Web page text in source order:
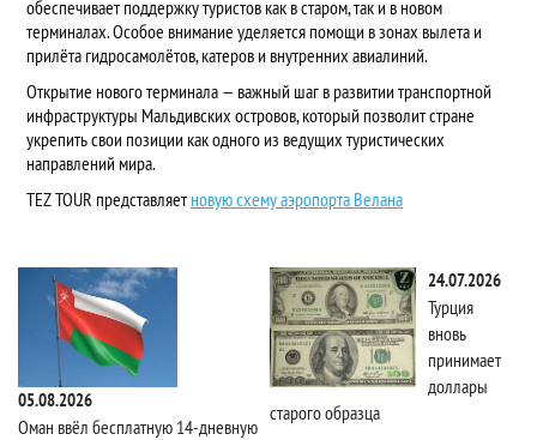
обеспечивает поддержку туристов как в старом, так и в новом
терминалах. Особое внимание уделяется помощи в зонах вылета и
прилёта гидросамолётов, катеров и внутренних авиалиний.
Открытие нового терминала — важный шаг в развитии транспортной
инфраструктуры Мальдивских островов, который позволит стране
укрепить свои позиции как одного из ведущих туристических
направлений мира.
TEZ TOUR представляетновую схему аэропорта Велана
05.08.2026
Оман ввёл бесплатную 14-дневную
24.07.2026
Турция
вновь
принимает
доллары
старого образца